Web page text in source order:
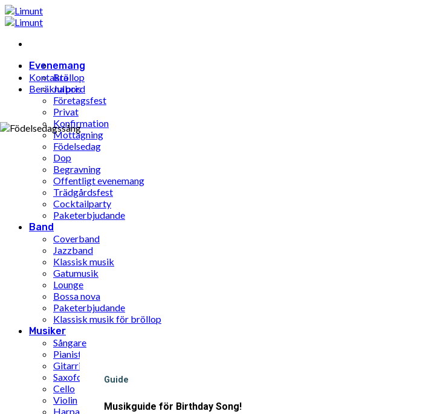
Hoppa
till
Evenemang
Bröllop
Julbord
Företagsfest
Privat
Konfirmation
Mottagning
Födelsedag
Dop
Begravning
Offentligt evenemang
Trädgårdsfest
Cocktailparty
Paketerbjudande
Band
Coverband
Jazzband
Klassisk musik
Gatumusik
Lounge
Bossa nova
Paketerbjudande
Klassisk musik för bröllop
Musiker
Sångare
Pianist
Gitarrist
Saxofon
Cello
Violin
Harpa
Kontakta
Beräkna pris
Guide
Musikguide för Birthday Song!